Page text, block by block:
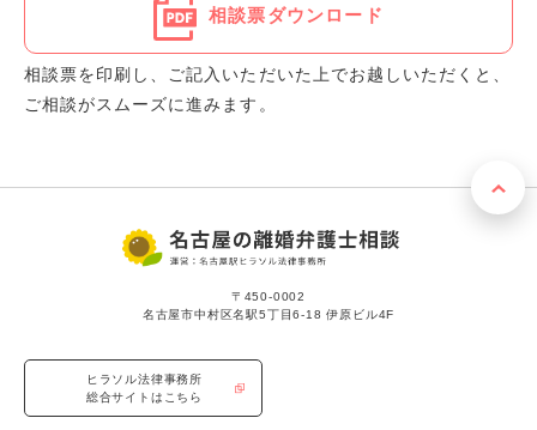
相談票ダウンロード
相談票を印刷し、ご記入いただいた上でお越しいただくと、
ご相談がスムーズに進みます。
〒450-0002
名古屋市中村区名駅5丁目6-18 伊原ビル4F
ヒラソル法律事務所
総合サイトはこちら